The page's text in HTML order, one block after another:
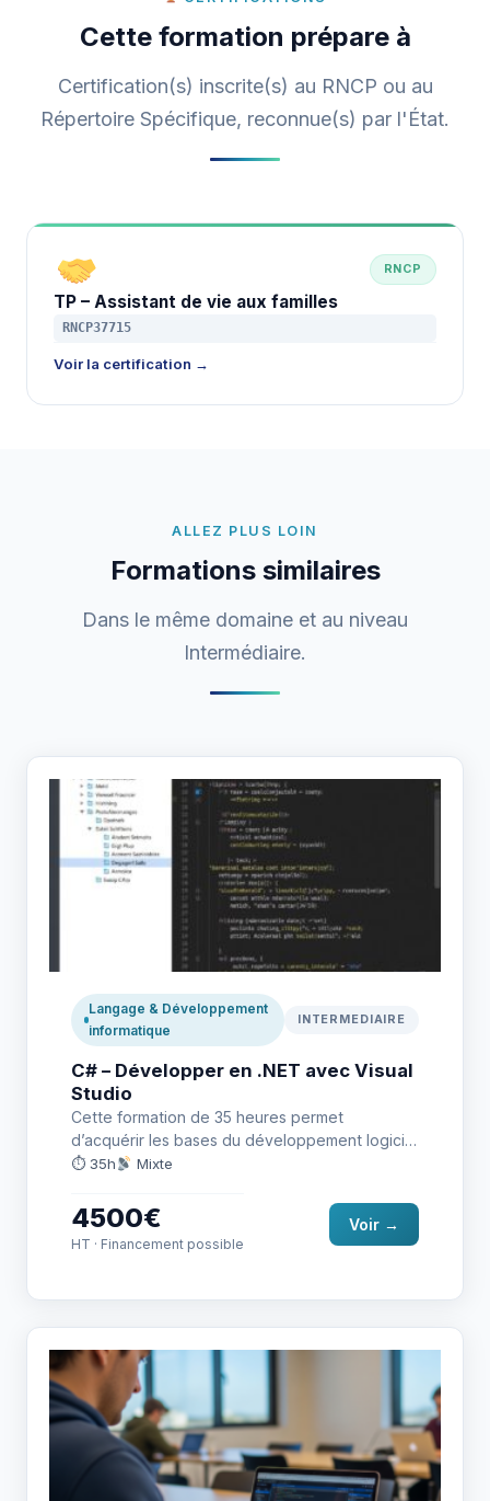
Cette formation prépare à
Certification(s) inscrite(s) au RNCP ou au
Répertoire Spécifique, reconnue(s) par l'État.
RNCP
TP – Assistant de vie aux familles
RNCP37715
Voir la certification →
ALLEZ PLUS LOIN
Formations similaires
Dans le même domaine et au niveau
Intermédiaire.
Langage & Développement
informatique
INTERMEDIAIRE
C# – Développer en .NET avec Visual
Studio
Cette formation de 35 heures permet
d’acquérir les bases du développement logiciel
avec le langage C# dans l’environnement…
⏱ 35h Mixte
4500€
HT · Financement possible
Voir →